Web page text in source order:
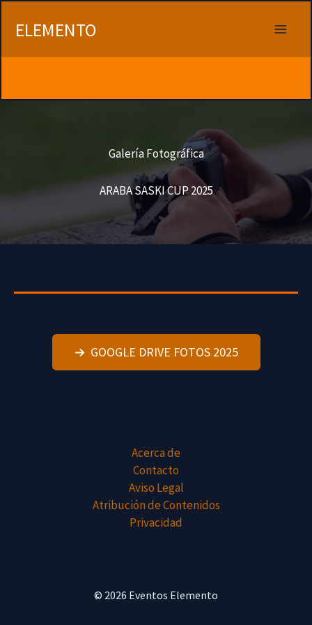
ELEMENTO
Galería Fotográfica
ARABA SASKI CUP 2025
GOOGLE DRIVE FOTOS 2025
Acerca de
Contacto
Aviso Legal
Atribución de Contenidos
Privacidad
© 2026 Eventos Elemento